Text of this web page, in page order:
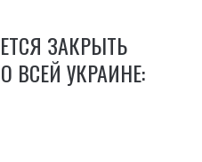
ЗАКРЫТЬ
ВСЕЙ УКРАИНЕ: